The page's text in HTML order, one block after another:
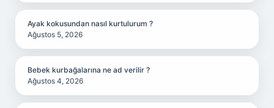
Ayak kokusundan nasıl kurtulurum ?
Ağustos 5, 2026
Bebek kurbağalarına ne ad verilir ?
Ağustos 4, 2026